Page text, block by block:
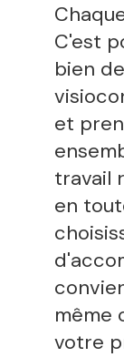
C'est
bien
et
travail
en
même
votre